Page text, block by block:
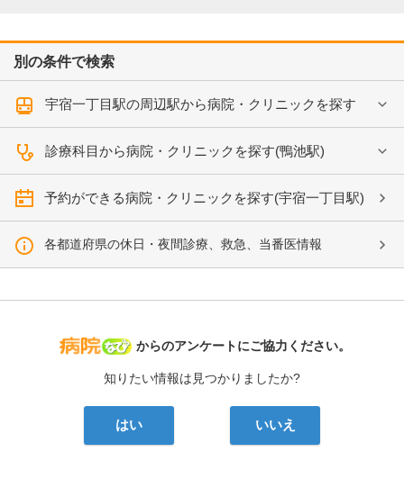
別の条件で検索
宇宿一丁目駅の周辺駅から病院・クリニックを探す
診療科目から病院・クリニックを探す(鴨池駅)
予約ができる病院・クリニックを探す(宇宿一丁目駅)
各都道府県の休日・夜間診療、救急、当番医情報
病院なび
からのアンケートにご協力ください。
知りたい情報は見つかりましたか?
はい いいえ